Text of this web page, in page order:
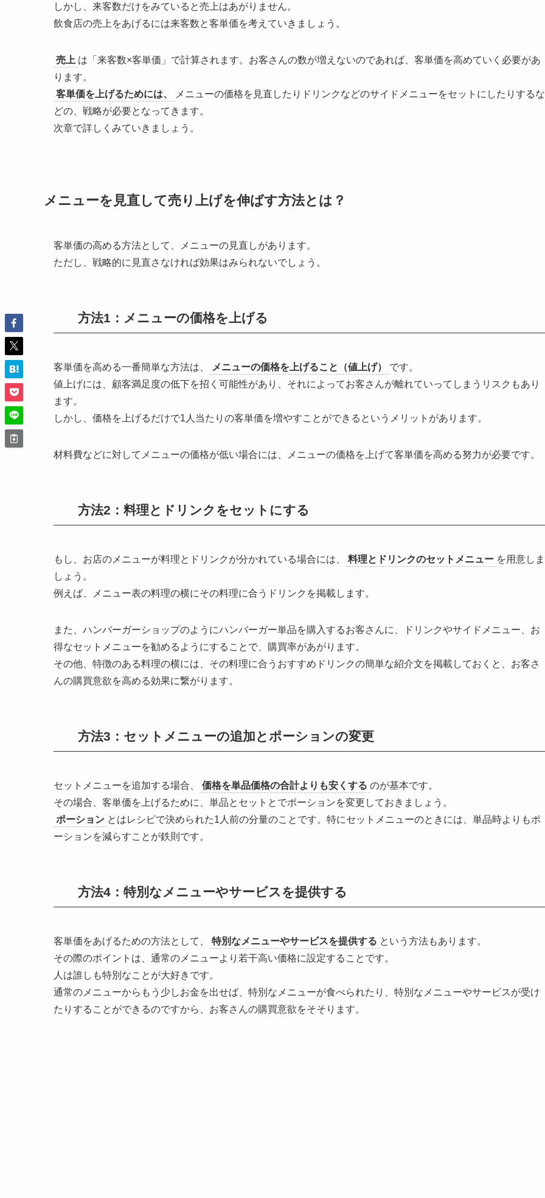
しかし、来客数だけをみていると売上はあがりません。
飲食店の売上をあげるには来客数と客単価を考えていきましょう。
売上 は「 来客数×客単価 」で計算されます。お客さんの数が増えないのであれば、客単価を高めていく必要があ
ります。
客単価を上げるためには、
メニューの価格を見直したりドリンクなどのサイドメニューをセットにしたりするな
どの、 戦略が必要となってきます。
次章で詳しくみていきましょう。
メニューを見直して売り上げを伸ばす方法とは？
客単価の高める方法として、メニューの見直しがあります。
ただし、戦略的に見直さなければ効果はみられないでしょう。
方法1：メニューの価格を上げる
客単価を高める一番簡単な方法は、 メニューの価格を上げること（値上げ）
です。
値上げには、顧客満足度の低下を招く可能性があり、それによってお客さんが離れていってしまうリスクもあり
ます。
しかし、 価格を上げるだけで1人当たりの客単価を増やすことができる というメリットがあります。
材料費などに対してメニューの価格が低い場合には、メニューの価格を上げて客単価を高める努力が必要です。
方法2：料理とドリンクをセットにする
もし、お店のメニューが料理とドリンクが分かれている場合には、 料理とドリンクのセットメニュー を用意しま
しょう。
例えば、メニュー表の料理の横にその料理に合うドリンクを掲載します。
また、ハンバーガーショップのようにハンバーガー単品を購入するお客さんに、ドリンクやサイドメニュー、お
得なセットメニューを勧めるようにすることで、 購買率があがります。
その他、特徴のある料理の横には、その料理に合うおすすめドリンクの簡単な紹介文を掲載しておくと、お客さ
んの購買意欲を高める効果に繋がります。
方法3：セットメニューの追加とポーションの変更
セットメニューを追加する場合、 価格を単品価格の合計よりも安くする のが基本です。
その場合、客単価を上げるために、単品とセットとでポーションを変更しておきましょう。
ポーション とはレシピで決められた1人前の分量のことです。 特にセットメニューのときには、単品時よりもポ
ーションを減らすことが鉄則 です。
方法4：特別なメニューやサービスを提供する
客単価をあげるための方法として、 特別なメニューやサービスを提供する という方法もあります。
その際のポイントは、 通常のメニューより若干高い価格に設定すること です。
人は誰しも特別なことが大好きです。
通常のメニューからもう少しお金を出せば、特別なメニューが食べられたり、特別なメニューやサービスが受け
たりすることができるのですから、お客さんの購買意欲をそそります。